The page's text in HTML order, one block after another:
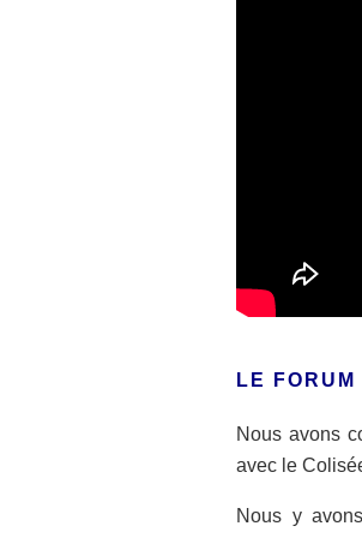
LE
Nous avons
avec le
Nous y